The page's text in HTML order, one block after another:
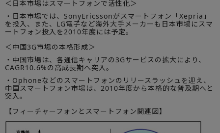
＜日本市場はスマートフォンで活性化＞
・日本市場では、SonyEricssonがスマートフォン「Xepria」
を投入、また、LG電子など海外大手メーカーも日本市場にスマ
ートフォン投入を2010年度には予定。
＜中国3G市場の本格形成＞
・中国市場は、各通信キャリアの3Gサービスの拡大により、
CAGR10.6%の高成長期へ突入。
・Ophoneなどのスマートフォンのリリースラッシュを迎え、
中国スマートフォン市場は、2010年度から本格的な普及期へと
突入。
【フィーチャーフォンとスマートフォン関連図】